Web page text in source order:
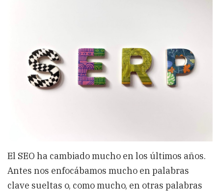
El SEO ha cambiado mucho en los últimos años.
Antes nos enfocábamos mucho en palabras
clave sueltas o, como mucho, en otras palabras